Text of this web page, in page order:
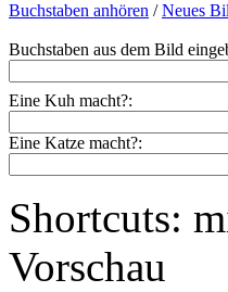
Buchstaben anhören /Neues
Buchstaben aus dem Bild
Eine Kuh macht?:
Eine Katze macht?:
Shortcuts:
Vorschau